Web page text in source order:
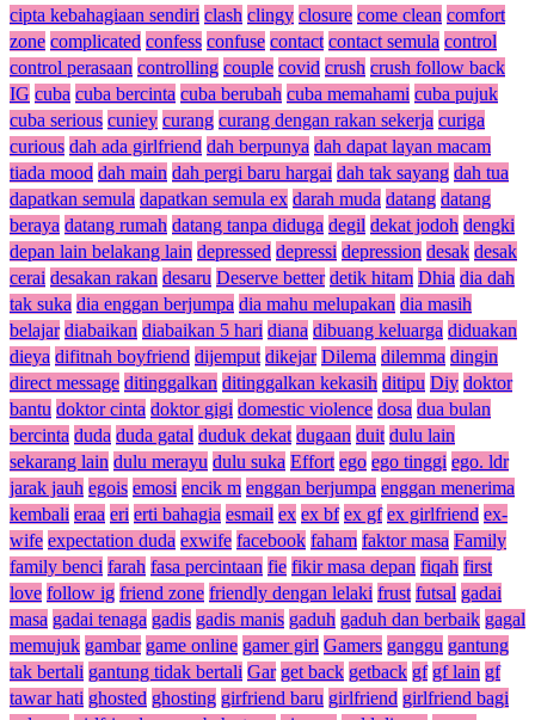
cipta kebahagiaan sendiri clash clingy closure come clean comfort
zone complicated confess confuse contact contact semula control
control perasaan controlling couple covid crush crush follow back
IG cuba cuba bercinta cuba berubah cuba memahami cuba pujuk
cuba serious cuniey curang curang dengan rakan sekerja curiga
curious dah ada girlfriend dah berpunya dah dapat layan macam
tiada mood dah main dah pergi baru hargai dah tak sayang dah tua
dapatkan semula dapatkan semula ex darah muda datang datang
beraya datang rumah datang tanpa diduga degil dekat jodoh dengki
depan lain belakang lain depressed depressi depression desak desak
cerai desakan rakan desaru Deserve better detik hitam Dhia dia dah
tak suka dia enggan berjumpa dia mahu melupakan dia masih
belajar diabaikan diabaikan 5 hari diana dibuang keluarga diduakan
dieya difitnah boyfriend dijemput dikejar Dilema dilemma dingin
direct message ditinggalkan ditinggalkan kekasih ditipu Diy doktor
bantu doktor cinta doktor gigi domestic violence dosa dua bulan
bercinta duda duda gatal duduk dekat dugaan duit dulu lain
sekarang lain dulu merayu dulu suka Effort ego ego tinggi ego. ldr
jarak jauh egois emosi encik m enggan berjumpa enggan menerima
kembali eraa eri erti bahagia esmail ex ex bf ex gf ex girlfriend ex-
wife expectation duda exwife facebook faham faktor masa Family
family benci farah fasa percintaan fie fikir masa depan fiqah first
love follow ig friend zone friendly dengan lelaki frust futsal gadai
masa gadai tenaga gadis gadis manis gaduh gaduh dan berbaik gagal
memujuk gambar game online gamer girl Gamers ganggu gantung
tak bertali gantung tidak bertali Gar get back getback gf gf lain gf
tawar hati ghosted ghosting girfriend baru girlfriend girlfriend bagi